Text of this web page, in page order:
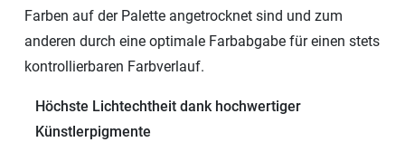
Farben auf der Palette angetrocknet sind und zum
anderen durch eine optimale Farbabgabe für einen stets
kontrollierbaren Farbverlauf.
Höchste Lichtechtheit dank hochwertiger
Künstlerpigmente